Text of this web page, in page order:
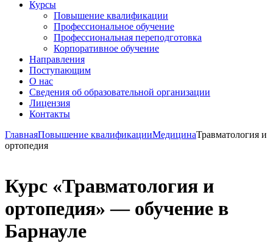
Курсы
Повышение квалификации
Профессиональное обучение
Профессиональная переподготовка
Корпоративное обучение
Направления
Поступающим
О нас
Сведения об образовательной организации
Лицензия
Контакты
ГлавнаяПовышение квалификацииМедицинаТравматология и
ортопедия
Курс «Травматология и
ортопедия» — обучение в
Барнауле